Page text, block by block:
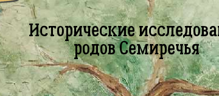
Исторические
родов Семиречья